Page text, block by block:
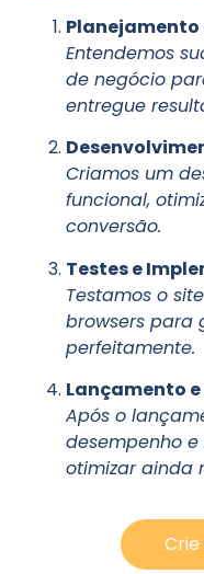
Entendemos
de negócio
entregue
Criamos um
funcional,
conversão.
Testes e
Testamos o
browsers para
perfeitamente.
Lançamento
Após o
desempenho
otimizar ainda
Crie